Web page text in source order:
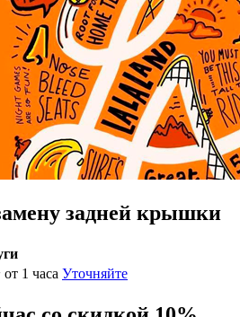
задней крышки
от 1 часа Уточняйте